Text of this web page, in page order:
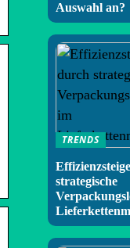
Auswahl an?
TRENDS
strategische